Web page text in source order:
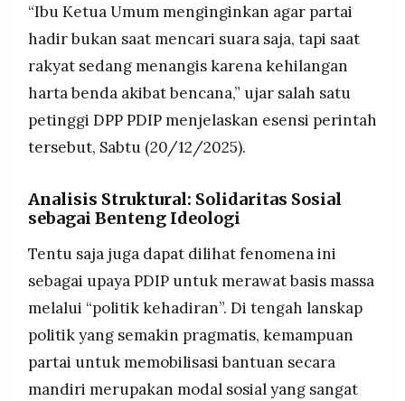
“Ibu Ketua Umum menginginkan agar partai
hadir bukan saat mencari suara saja, tapi saat
rakyat sedang menangis karena kehilangan
harta benda akibat bencana,” ujar salah satu
petinggi DPP PDIP menjelaskan esensi perintah
tersebut, Sabtu (20/12/2025).
Analisis Struktural: Solidaritas Sosial
sebagai Benteng Ideologi
Tentu saja juga dapat dilihat fenomena ini
sebagai upaya PDIP untuk merawat basis massa
melalui “politik kehadiran”. Di tengah lanskap
politik yang semakin pragmatis, kemampuan
partai untuk memobilisasi bantuan secara
mandiri merupakan modal sosial yang sangat